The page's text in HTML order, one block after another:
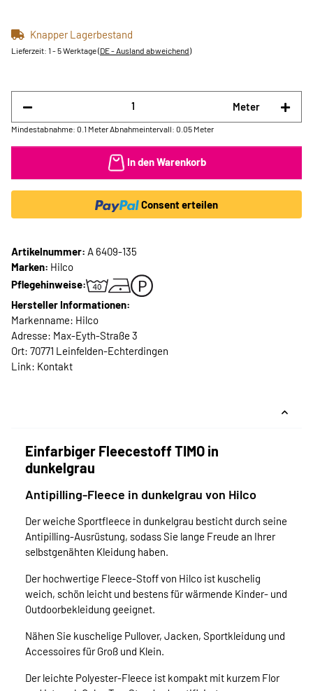
Knapper Lagerbestand
Lieferzeit: 1 - 5 Werktage(DE - Ausland abweichend)
Meter
Mindestabnahme: 0.1 Meter Abnahmeintervall: 0.05 Meter
In den Warenkorb
Consent erteilen
Artikelnummer: A 6409-135
Marken: Hilco
Pflegehinweise:
Hersteller Informationen:
Markenname: Hilco
Adresse: Max-Eyth-Straße 3
Ort: 70771 Leinfelden-Echterdingen
Link: Kontakt
Einfarbiger Fleecestoff TIMO in
dunkelgrau
Antipilling-Fleece in dunkelgrau von Hilco
Der weiche Sportfleece in dunkelgrau besticht durch seine
Antipilling-Ausrüstung, sodass Sie lange Freude an Ihrer
selbstgenähten Kleidung haben.
Der hochwertige Fleece-Stoff von Hilco ist kuschelig
weich, schön leicht und bestens für wärmende Kinder- und
Outdoorbekleidung geeignet.
Nähen Sie kuschelige Pullover, Jacken, Sportkleidung und
Accessoires für Groß und Klein.
Der leichte Polyester-Fleece ist kompakt mit kurzem Flor